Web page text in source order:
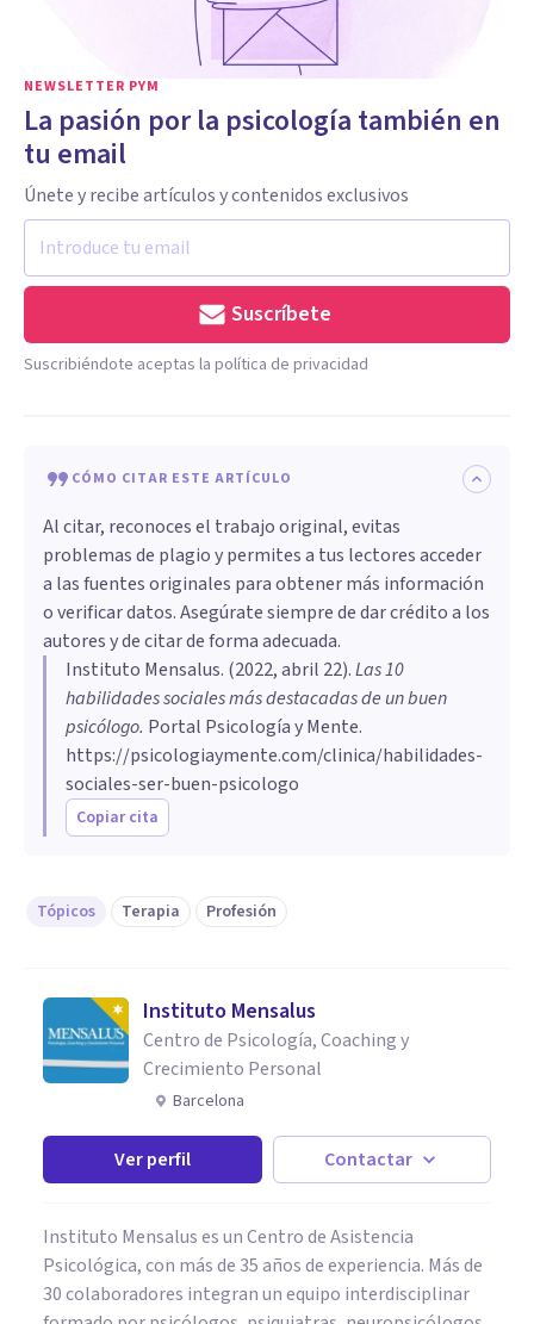
NEWSLETTER PYM
La pasión por la psicología también en
tu email
Únete y recibe artículos y contenidos exclusivos
Suscríbete
Suscribiéndote aceptas la política de privacidad
CÓMO CITAR ESTE ARTÍCULO
Al citar, reconoces el trabajo original, evitas
problemas de plagio y permites a tus lectores acceder
a las fuentes originales para obtener más información
o verificar datos. Asegúrate siempre de dar crédito a los
autores y de citar de forma adecuada.
Instituto Mensalus. (2022, abril 22).Las 10
habilidades sociales más destacadas de un buen
psicólogo. Portal Psicología y Mente.
https://psicologiaymente.com/clinica/habilidades-
sociales-ser-buen-psicologo
Copiar cita
Tópicos Terapia Profesión
Instituto Mensalus
Centro de Psicología, Coaching y
Crecimiento Personal
Barcelona
Ver perfil Contactar
Instituto Mensalus es un Centro de Asistencia
Psicológica, con más de 35 años de experiencia. Más de
30 colaboradores integran un equipo interdisciplinar